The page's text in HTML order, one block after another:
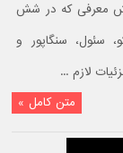
معرفی که در شش
سئول، سنگاپور و
لازم ...
متن کامل »